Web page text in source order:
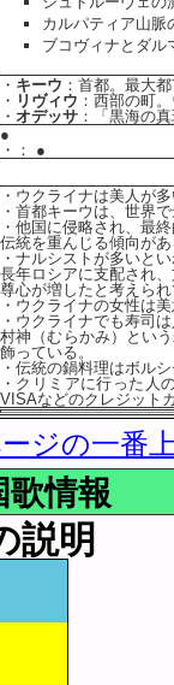
カルパティア山脈
ブコヴィナとダル
・ キーウ ：首都。最大
・ リヴィウ ：西部の町
・ オデッサ ：「黒海の
●
・
： ●
・ウクライナは美人が
・首都キーウは、世界
・他国に侵略され、最
伝統を重んじる傾向が
・ナルシストが多いと
長年ロシアに支配され
尊心が増したと考えら
・ウクライナの女性は
・ウクライナでも寿司
村神（むらかみ）とい
飾っている。
・伝統の鍋料理はボル
・クリミアに行った人
VISAなどのクレジット
ジの一番
歌情報
説明